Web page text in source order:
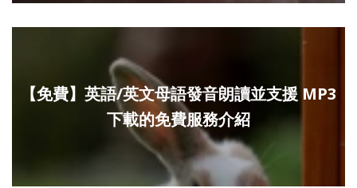
【免費】英語/英文母語發音朗讀並支援 MP3
下載的免費服務介紹